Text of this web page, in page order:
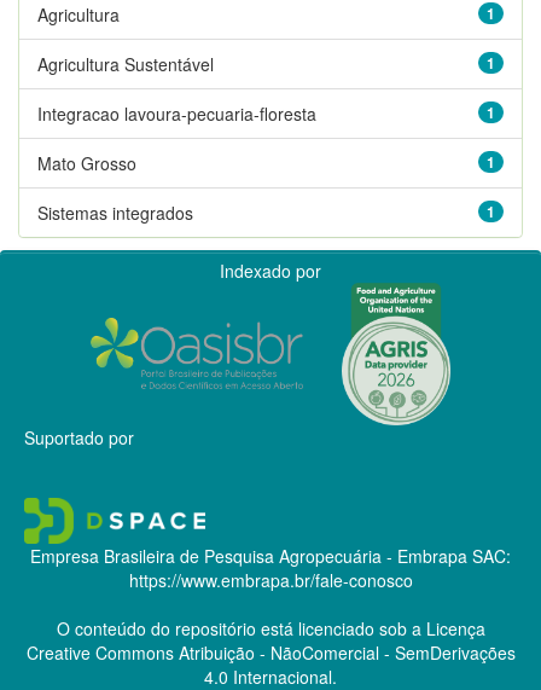
1
Agricultura
1
Agricultura Sustentável
1
Integracao lavoura-pecuaria-floresta
1
Mato Grosso
1
Sistemas integrados
Indexado por
Suportado por
Empresa Brasileira de Pesquisa Agropecuária - Embrapa SAC:
https://www.embrapa.br/fale-conosco
O conteúdo do repositório está licenciado sob a Licença
Creative CommonsAtribuição - NãoComercial - SemDerivações
4.0 Internacional.